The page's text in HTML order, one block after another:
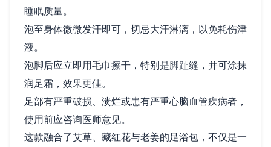
睡眠质量。
泡至身体微微发汗即可，切忌大汗淋漓，以免耗伤津
液。
泡脚后应立即用毛巾擦干，特别是脚趾缝，并可涂抹
润足霜，效果更佳。
足部有严重破损、溃烂或患有严重心脑血管疾病者，
使用前应咨询医师意见。
这款融合了艾草、藏红花与老姜的足浴包，不仅是一